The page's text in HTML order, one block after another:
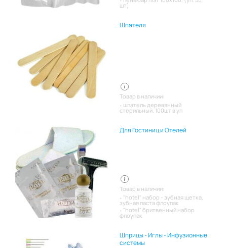
шт)
Шпателя
Товар в наличии:
шпатель деревянный
стерильный. 100шт в уп
Для Гостиниц и Отелей
Товар в наличии:
"hotel" набор - зубная щетка,
зубная паста флоупак
"hotel" бритвенный набор
флоупак
Шприцы - Иглы - Инфузионные
системы